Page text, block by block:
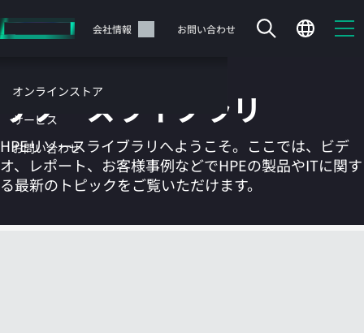
イ
テ
ツ
に
ス
ッ
会社情報 お問い合わせ
オンラインストア
サービス
お問い合わせ
カートは空です
リソースライブラリ
HPEリソースライブラリへようこそ。ここでは、ビデ
オ、レポート、お客様事例などでHPEの製品やITに関す
る最新のトピックをご覧いただけます。